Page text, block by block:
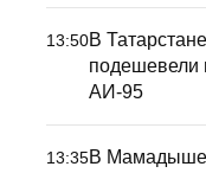
13:50В
подешевели
АИ-95
13:35В Мамадыше